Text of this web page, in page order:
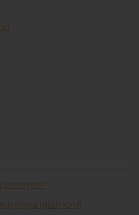
provayderi
qilish xavfi